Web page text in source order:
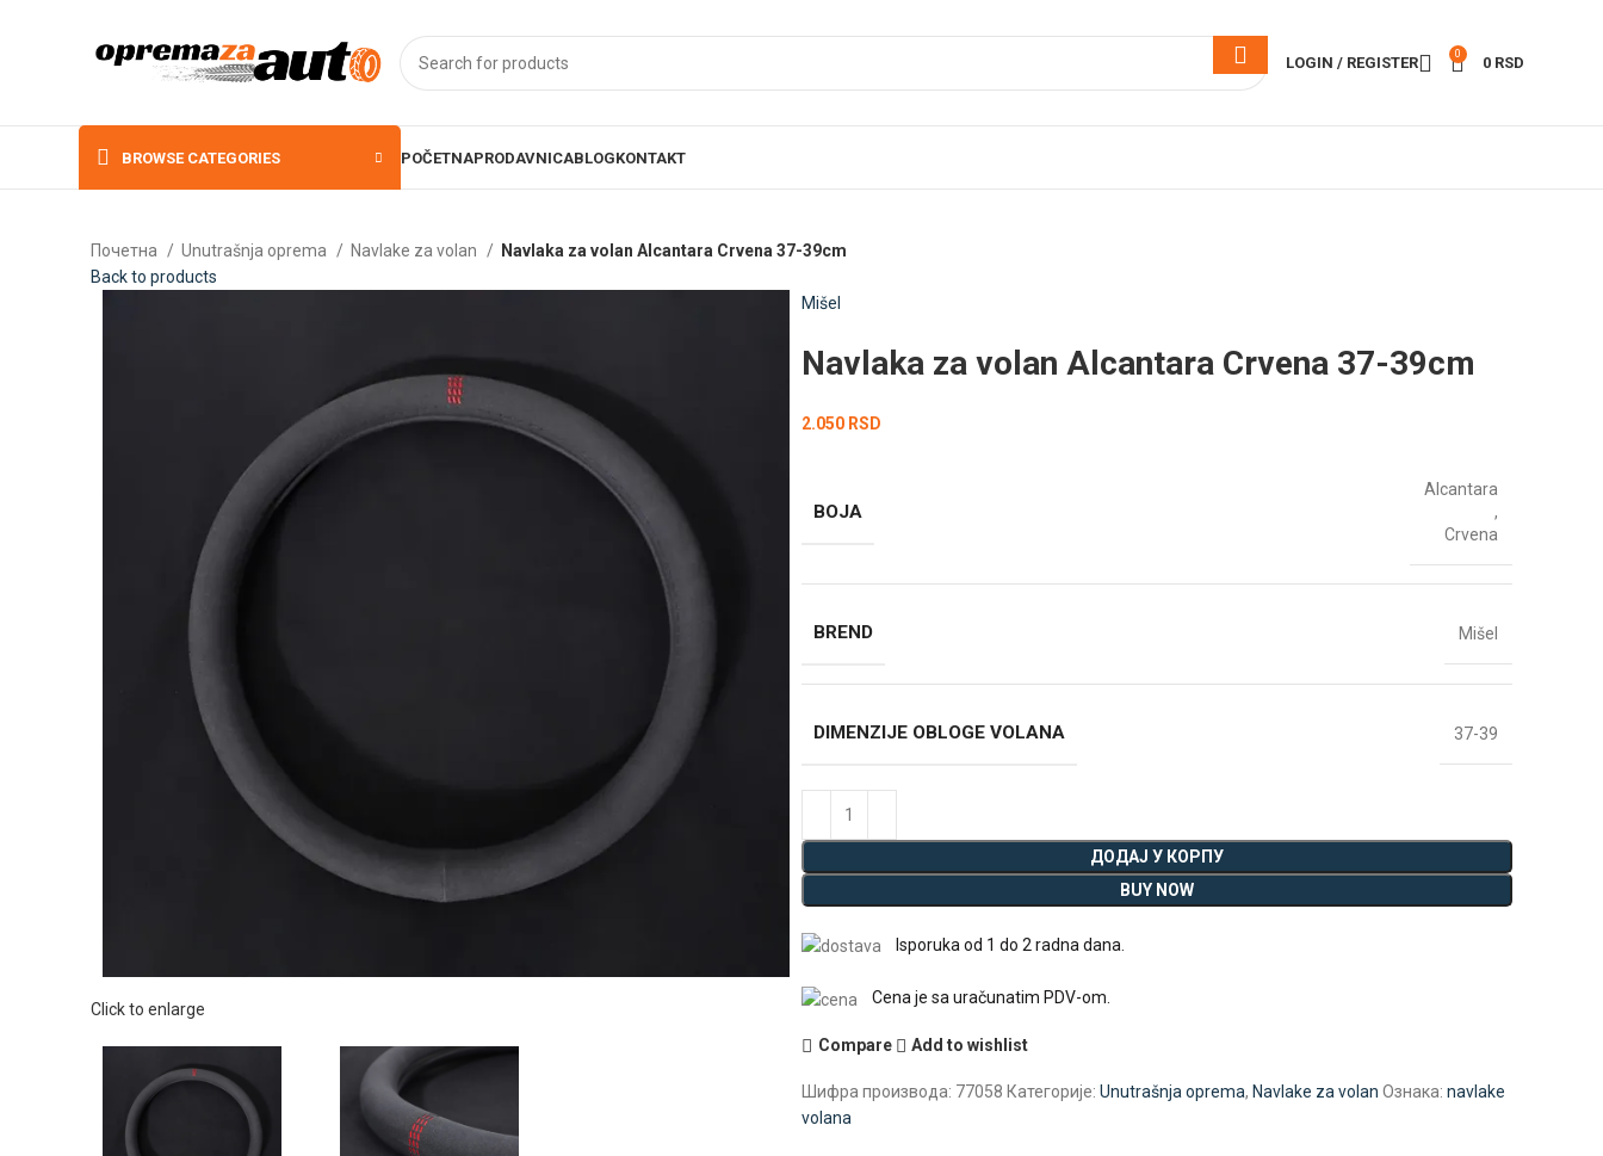
LOGIN / REGISTER
0
0 RSD
BROWSE CATEGORIES POČETNAPRODAVNICABLOGKONTAKT
Почетна Unutrašnja oprema Navlake za volan
Navlaka za volan Alcantara Crvena 37-39cm
Back to products
Click to enlarge
Mišel
Navlaka za volan Alcantara Crvena 37-39cm
2.050 RSD
BOJA
Alcantara
,
Crvena
BREND Mišel
DIMENZIJE OBLOGE VOLANA 37-39
ДОДАЈ У КОРПУ
BUY NOW
Isporuka od 1 do 2 radna dana.
Cena je sa uračunatim PDV-om.
Compare Add to wishlist
Шифра производа: 77058 Категорије: Unutrašnja oprema, Navlake za volan Ознака: navlake
volana